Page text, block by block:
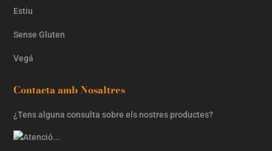
Estiu
Sense Gluten
Vegá
Contacta amb Nosaltres
¿Tens alguna consulta sobre els nostres productes?